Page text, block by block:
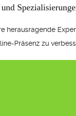
herausragende
Präsenz zu